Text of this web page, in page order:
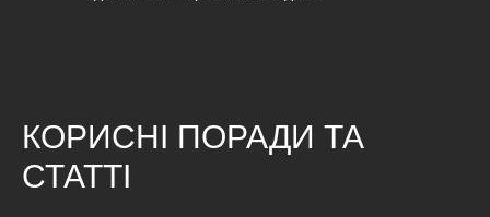
КОРИСНІ ПОРАДИ ТА
СТАТТІ